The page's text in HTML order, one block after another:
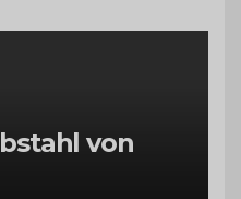
Anbietern
von